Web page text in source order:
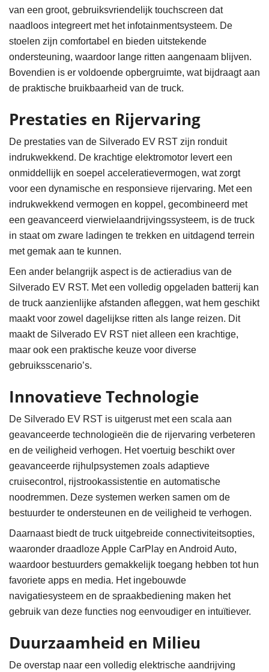
van een groot, gebruiksvriendelijk touchscreen dat
naadloos integreert met het infotainmentsysteem. De
stoelen zijn comfortabel en bieden uitstekende
ondersteuning, waardoor lange ritten aangenaam blijven.
Bovendien is er voldoende opbergruimte, wat bijdraagt aan
de praktische bruikbaarheid van de truck.
Prestaties en Rijervaring
De prestaties van de Silverado EV RST zijn ronduit
indrukwekkend. De krachtige elektromotor levert een
onmiddellijk en soepel acceleratievermogen, wat zorgt
voor een dynamische en responsieve rijervaring. Met een
indrukwekkend vermogen en koppel, gecombineerd met
een geavanceerd vierwielaandrijvingssysteem, is de truck
in staat om zware ladingen te trekken en uitdagend terrein
met gemak aan te kunnen.
Een ander belangrijk aspect is de actieradius van de
Silverado EV RST. Met een volledig opgeladen batterij kan
de truck aanzienlijke afstanden afleggen, wat hem geschikt
maakt voor zowel dagelijkse ritten als lange reizen. Dit
maakt de Silverado EV RST niet alleen een krachtige,
maar ook een praktische keuze voor diverse
gebruiksscenario’s.
Innovatieve Technologie
De Silverado EV RST is uitgerust met een scala aan
geavanceerde technologieën die de rijervaring verbeteren
en de veiligheid verhogen. Het voertuig beschikt over
geavanceerde rijhulpsystemen zoals adaptieve
cruisecontrol, rijstrookassistentie en automatische
noodremmen. Deze systemen werken samen om de
bestuurder te ondersteunen en de veiligheid te verhogen.
Daarnaast biedt de truck uitgebreide connectiviteitsopties,
waaronder draadloze Apple CarPlay en Android Auto,
waardoor bestuurders gemakkelijk toegang hebben tot hun
favoriete apps en media. Het ingebouwde
navigatiesysteem en de spraakbediening maken het
gebruik van deze functies nog eenvoudiger en intuïtiever.
Duurzaamheid en Milieu
De overstap naar een volledig elektrische aandrijving